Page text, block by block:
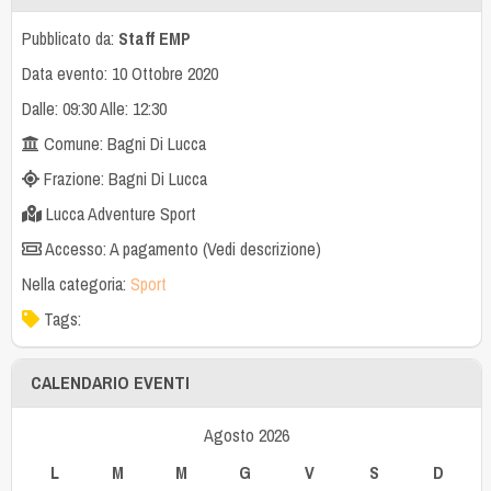
Pubblicato da: Staff EMP
Data evento: 10 Ottobre 2020
Dalle: 09:30 Alle: 12:30
Comune: Bagni Di Lucca
Frazione: Bagni Di Lucca
Lucca Adventure Sport
Accesso: A pagamento (Vedi descrizione)
Nella categoria: Sport
Tags:
CALENDARIO EVENTI
Agosto 2026
L
M M G V S D